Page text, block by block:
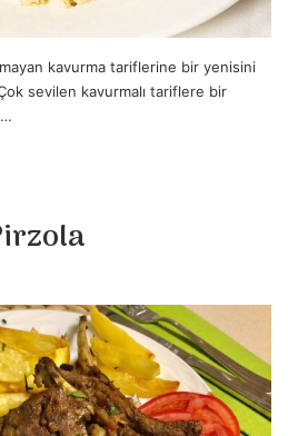
kavurma tariflerine bir yenisini
sevilen kavurmalı tariflere bir